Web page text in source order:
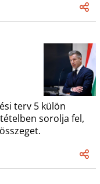
terv 5 külön
sorolja fel,